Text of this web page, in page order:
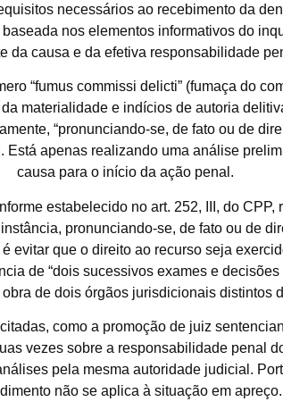
necessários ao recebimento da
nos elementos informativos do
da causa e da efetiva responsabilidade
“fumus commissi delicti” (fumaça do
materialidade e indícios de autoria
“pronunciando-se, de fato ou de
Está apenas realizando uma análise
causa para o início da ação penal.
estabelecido no art. 252, III, do CPP,
pronunciando-se, de fato ou de
evitar que o direito ao recurso seja
de “dois sucessivos exames e
de dois órgãos jurisdicionais distintos
como a promoção de juiz
vezes sobre a responsabilidade penal
pela mesma autoridade judicial.
não se aplica à situação em apreço.